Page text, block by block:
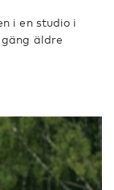
i en studio i
äldre